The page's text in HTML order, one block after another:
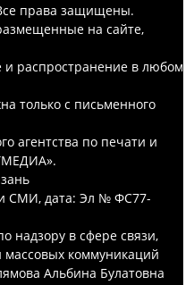
права защищены.
на сайте,
и распространение в любом
только с письменного
агентства по печати и
СМИ, дата: Эл № ФС77-
надзору в сфере связи,
коммуникаций
Альбина Булатовна